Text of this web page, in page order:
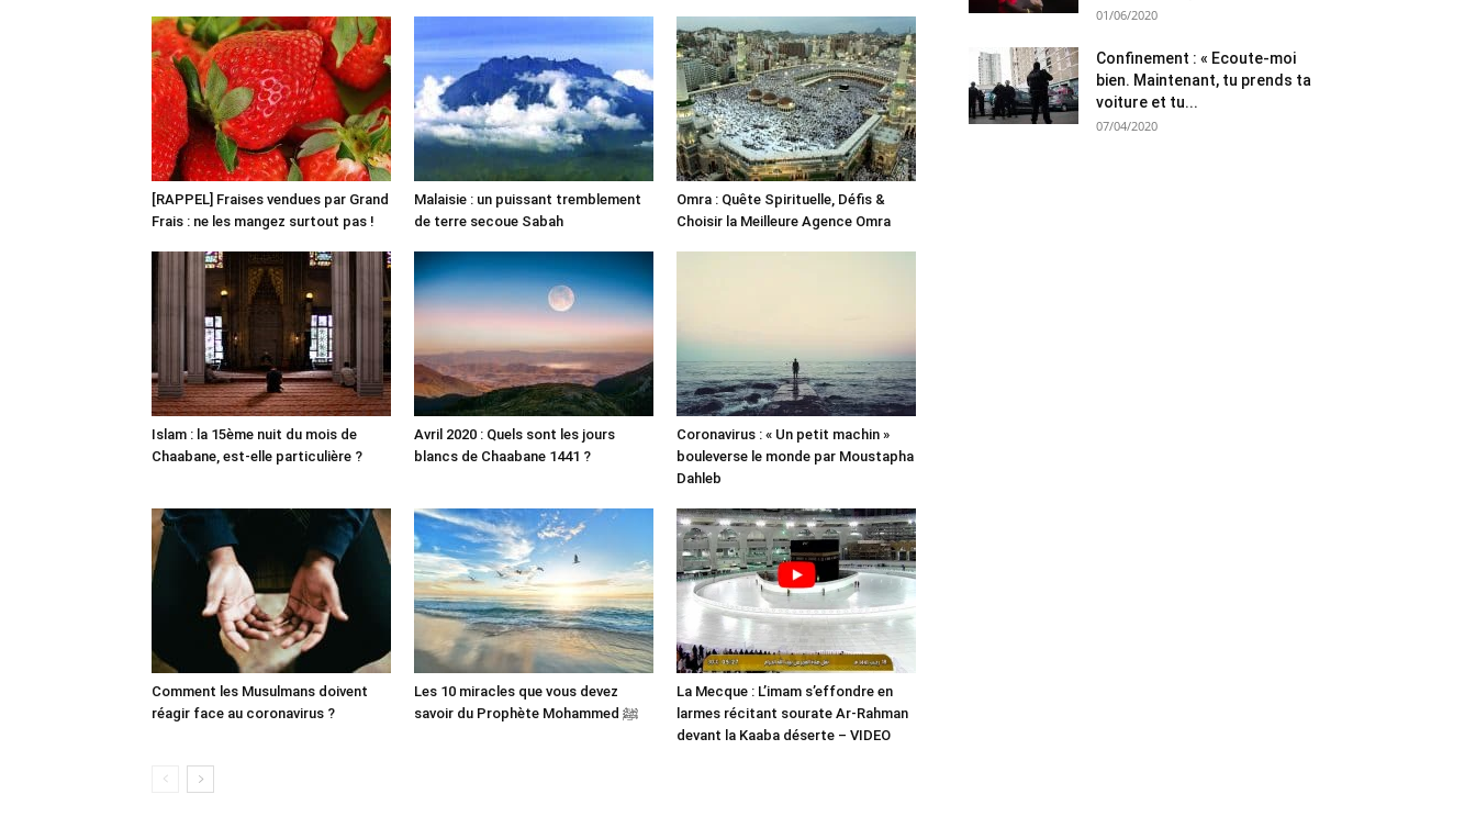
[RAPPEL] Fraises vendues par Grand
Frais : ne les mangez surtout pas !
Malaisie : un puissant tremblement
de terre secoue Sabah
Omra : Quête Spirituelle, Défis &
Choisir la Meilleure Agence Omra
Islam : la 15ème nuit du mois de
Chaabane, est-elle particulière ?
Avril 2020 : Quels sont les jours
blancs de Chaabane 1441 ?
Coronavirus : « Un petit machin »
bouleverse le monde par Moustapha
Dahleb
Comment les Musulmans doivent
réagir face au coronavirus ?
Les 10 miracles que vous devez
savoir du Prophète Mohammed ﷺ
La Mecque : L’imam s’effondre en
larmes récitant sourate Ar-Rahman
devant la Kaaba déserte – VIDEO
01/06/2020
Confinement : « Ecoute-moi
bien. Maintenant, tu prends ta
voiture et tu...
07/04/2020